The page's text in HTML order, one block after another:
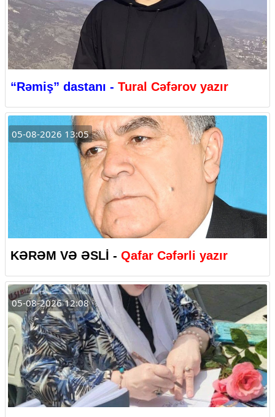
“Rəmiş” dastanı - Tural Cəfərov yazır
05-08-2026 13:05
KƏRƏM VƏ ƏSLİ - Qafar Cəfərli yazır
05-08-2026 12:08